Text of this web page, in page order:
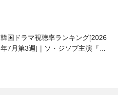
韓国ドラマ視聴率ランキング[2026
年7月第3週]｜ソ・ジソブ主演『エ